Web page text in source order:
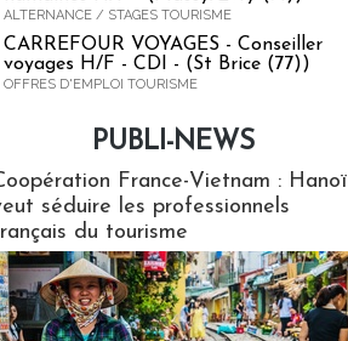
ALTERNANCE / STAGES TOURISME
CARREFOUR VOYAGES - Conseiller
voyages H/F - CDI - (St Brice (77))
OFFRES D'EMPLOI TOURISME
PUBLI-NEWS
France-Vietnam : Hanoï
séduire les professionnels
du tourisme